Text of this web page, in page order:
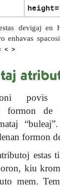
devigaj en
enhavas
>
povis
formon
formon
estas
kiu
mem.